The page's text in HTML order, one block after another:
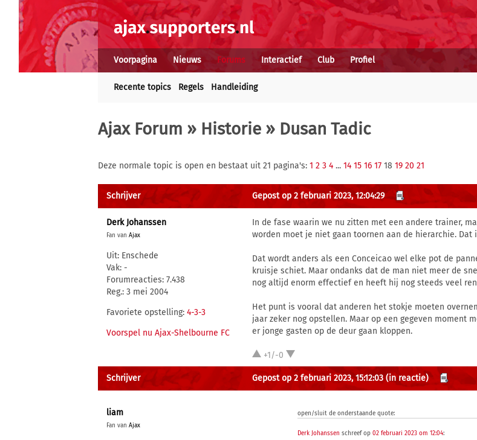
Voorpagina Nieuws Forums Interactief Club Profiel
Recente topics Regels Handleiding
Ajax Forum » Historie » Dusan Tadic
Deze normale topic is open en bestaat uit 21 pagina's: 1 2 3 4 ... 14 15 16 17 18 19 20 21
Schrijver Gepost op 2 februari 2023, 12:04:29
Derk Johanssen
Fan van Ajax
Uit: Enschede
Vak: -
Forumreacties: 7.438
Reg.: 3 mei 2004
Favoriete opstelling: 4-3-3
Voorspel nu Ajax-Shelbourne FC
In de fase waarin we nu zitten met een andere trainer,
worden moet je niet gaan toornen aan de hierarchie. Dat
Dat wordt anders als een Conceicao wel elke pot de
kruisje schiet. Maar ondanks dat de man niet meer de
nog altijd enorm effectief en heeft hij nog steeds veel
Het punt is vooral dat anderen het stokje moeten
jaar zeker nog opstellen. Maar op een gegeven moment
er jonge gasten op de deur gaan kloppen.
+1/-0
Schrijver Gepost op 2 februari 2023, 15:12:03 (in reactie)
liam
Fan van Ajax
open/sluit de onderstaande quote:
Derk Johanssen schreef op02 februari 2023 om 12:04: